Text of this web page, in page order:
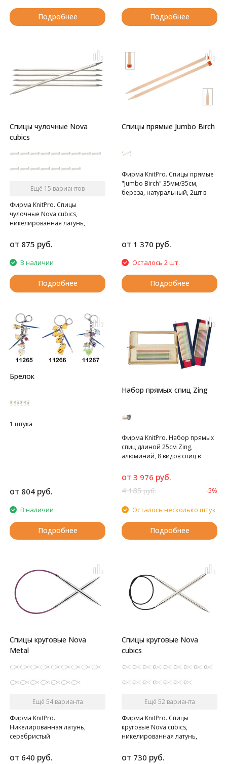
Подробнее Подробнее
Спицы чулочные Nova
cubics
Ещё 15 вариантов
Фирма KnitPro. Спицы
чулочные Nova cubics,
никелированная латунь,
серебристый, 5шт в упаковке
от 875 руб.
В наличии
Подробнее
Спицы прямые Jumbo Birch
Фирма KnitPro. Спицы прямые
"Jumbo Birch" 35мм/35см,
береза, натуральный, 2шт в
от 1 370 руб.
Осталось 2 шт.
Подробнее
Брелок
1 штука
от 804 руб.
В наличии
Подробнее
Набор прямых спиц Zing
Фирма KnitPro. Набор прямых
спиц длиной 25см Zing,
алюминий, 8 видов спиц в
наборе
от 3 976 руб.
4 185руб. -5%
Осталось несколько штук
Подробнее
Спицы круговые Nova
Metal
Ещё 54 варианта
Фирма KnitPro.
Никелированная латунь,
серебристый
от 640 руб.
Спицы круговые Nova
cubics
Ещё 52 варианта
Фирма KnitPro. Спицы
круговые Nova cubics,
никелированная латунь,
серебристый
от 730 руб.